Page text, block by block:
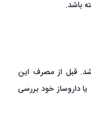
باشد.
قبل از مصرف این
داروساز خود بررسی